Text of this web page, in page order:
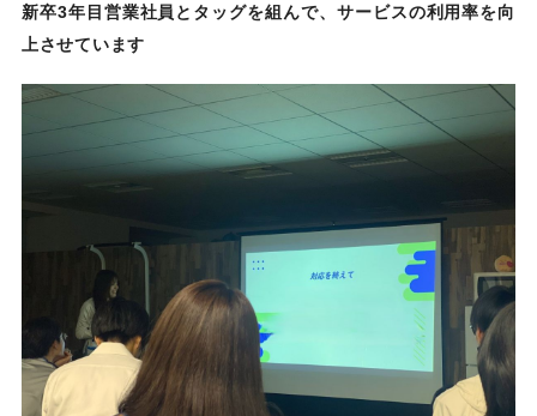
新卒3年目営業社員とタッグを組んで、サービスの利用率を向
上させています